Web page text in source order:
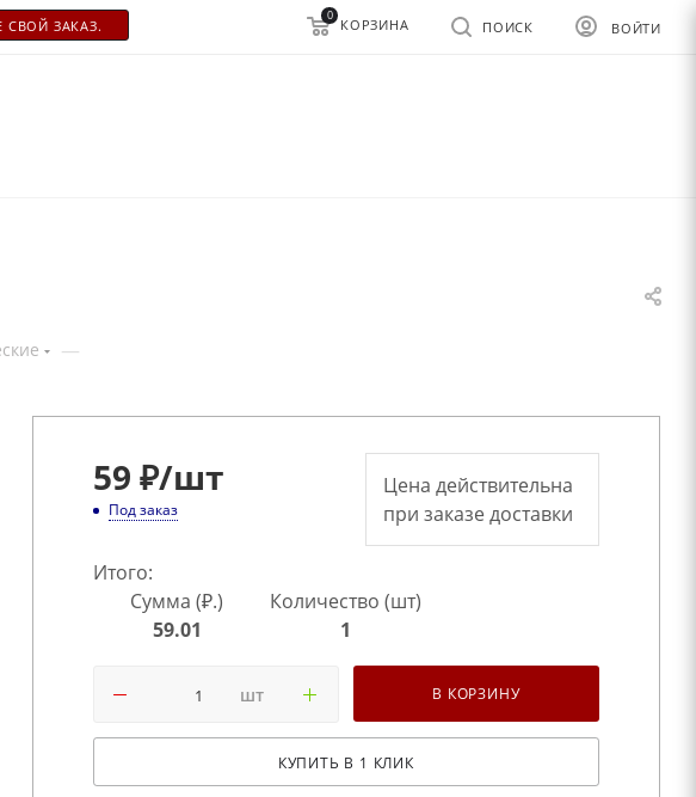
СВОЙ ЗАКАЗ. ВОЙТИ
ПОИСК
0
КОРЗИНА
—
59 ₽/шт
Под заказ
Цена действительна
при заказе доставки
Итого:
Сумма (₽.)
59.01
Количество (шт)
1
шт В КОРЗИНУ
КУПИТЬ В 1 КЛИК